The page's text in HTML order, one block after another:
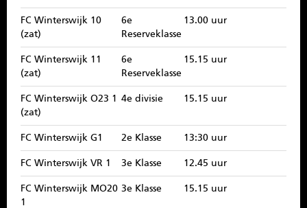
FC Winterswijk 10
(zat)
6e
Reserveklasse
13.00 uur
FC Winterswijk 11
(zat)
6e
Reserveklasse
15.15 uur
FC Winterswijk O23 1
(zat)
4e divisie 15.15 uur
FC Winterswijk G1 2e Klasse 13:30 uur
FC Winterswijk VR 1 3e Klasse 12.45 uur
FC Winterswijk MO20
1
3e Klasse 15.15 uur